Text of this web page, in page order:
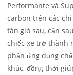
Performante và
carbon trên các
tán gió sau, cản
chiếc xe trở thành
phận ứng dụng
khúc, đồng thời